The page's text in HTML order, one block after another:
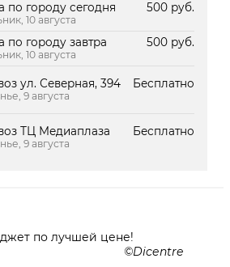
по городу сегодня
500 руб.
10 августа
по городу завтра 500 руб.
10 августа
ул. Северная, 394 Бесплатно
9 августа
ТЦ Медиаплаза Бесплатно
9 августа
по лучшей цене!
Dicentre